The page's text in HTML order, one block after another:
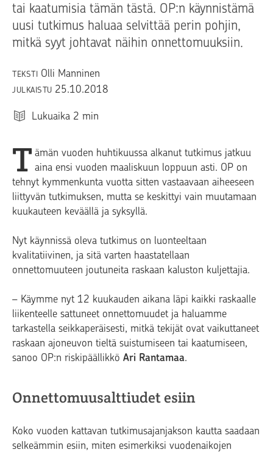
tai kaatumisia tämän tästä. OP:n käynnistämä
uusi tutkimus haluaa selvittää perin pohjin,
mitkä syyt johtavat näihin onnettomuuksiin.
TEKSTI Olli Manninen
JULKAISTU 25.10.2018
Lukuaika 2 min
T ämän vuoden huhtikuussa alkanut tutkimus jatkuu
aina ensi vuoden maaliskuun loppuun asti. OP on
tehnyt kymmenkunta vuotta sitten vastaavaan aiheeseen
liittyvän tutkimuksen, mutta se keskittyi vain muutamaan
kuukauteen keväällä ja syksyllä.
Nyt käynnissä oleva tutkimus on luonteeltaan
kvalitatiivinen, ja sitä varten haastatellaan
onnettomuuteen joutuneita raskaan kaluston kuljettajia.
– Käymme nyt 12 kuukauden aikana läpi kaikki raskaalle
liikenteelle sattuneet onnettomuudet ja haluamme
tarkastella seikkaperäisesti, mitkä tekijät ovat vaikuttaneet
raskaan ajoneuvon tieltä suistumiseen tai kaatumiseen,
sanoo OP:n riskipäällikkö Ari Rantamaa.
Onnettomuusalttiudet esiin
Koko vuoden kattavan tutkimusajanjakson kautta saadaan
selkeämmin esiin, miten esimerkiksi vuodenaikojen